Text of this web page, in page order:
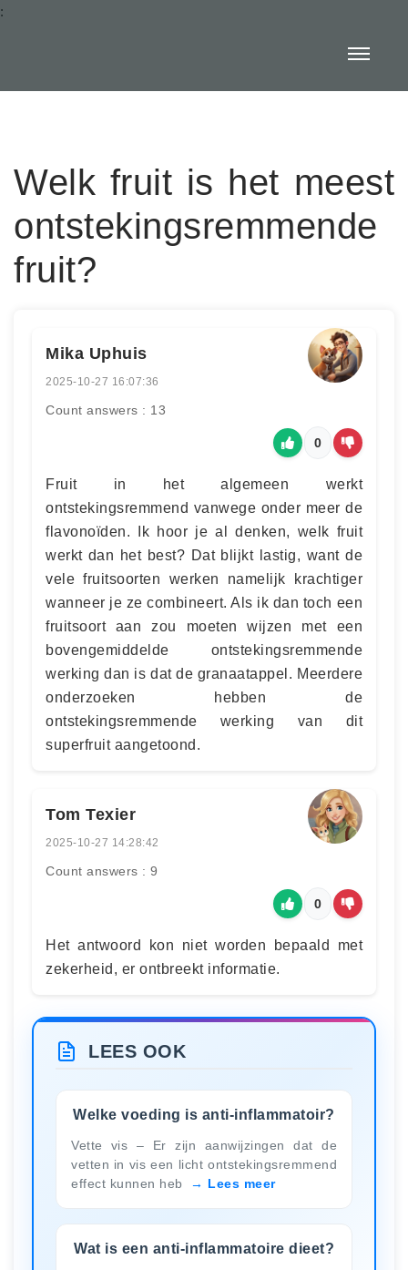
:
Welk fruit is het meest
ontstekingsremmende
fruit?
Mika Uphuis
2025-10-27 16:07:36
Count answers : 13
0
Fruit in het algemeen werkt
ontstekingsremmend vanwege onder meer de
flavonoïden. Ik hoor je al denken, welk fruit
werkt dan het best? Dat blijkt lastig, want de
vele fruitsoorten werken namelijk krachtiger
wanneer je ze combineert. Als ik dan toch een
fruitsoort aan zou moeten wijzen met een
bovengemiddelde ontstekingsremmende
werking dan is dat de granaatappel. Meerdere
onderzoeken hebben de
ontstekingsremmende werking van dit
superfruit aangetoond.
Tom Texier
2025-10-27 14:28:42
Count answers : 9
0
Het antwoord kon niet worden bepaald met
zekerheid, er ontbreekt informatie.
LEES OOK
Welke voeding is anti-inflammatoir?
Vette vis – Er zijn aanwijzingen dat de
vetten in vis een licht ontstekingsremmend
effect kunnen heb
Lees meer
Wat is een anti-inflammatoire dieet?